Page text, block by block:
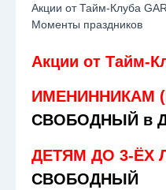
Акции от Тайм-Клуба
Моменты праздников
Акции от Тайм-
ИМЕНИННИКАМ
СВОБОДНЫЙ в
ДЕТЯМ ДО 3-ЁХ
СВОБОДНЫЙ